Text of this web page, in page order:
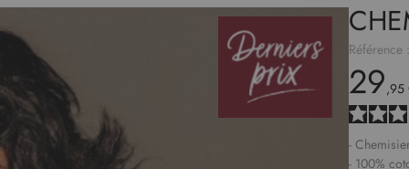
Référence :
29,95
-
- 100%